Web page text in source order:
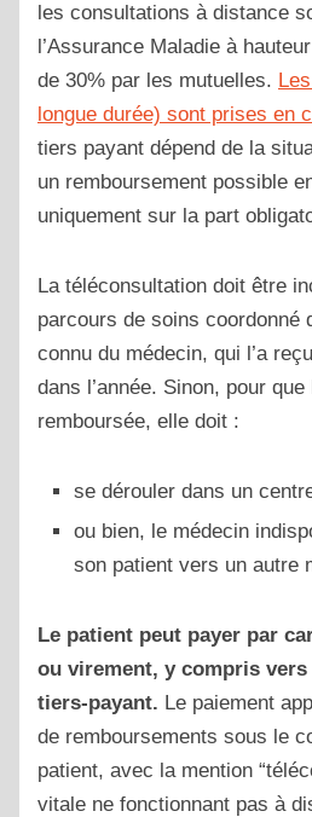
les consultations à distance
l’Assurance Maladie à
de 30% par les mutuelles.
longue durée) sont prises en
tiers payant dépend de la
un remboursement possible
uniquement sur la part
La téléconsultation doit être
parcours de soins coordonné
connu du médecin, qui l’a
dans l’année. Sinon, pour
remboursée, elle doit :
se dérouler dans un
ou bien, le médecin
son patient vers un autre
Le patient peut payer par
ou virement, y compris vers
tiers-payant. Le paiement
de remboursements sous le
patient, avec la mention
vitale ne fonctionnant pas à